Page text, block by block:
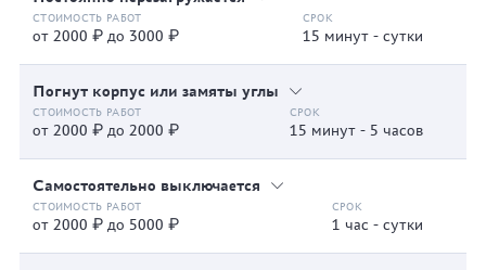
от 2000 ₽ до 3000 ₽ 15 минут - сутки
Погнут корпус или замяты углы
от 2000 ₽ до 2000 ₽ 15 минут - 5 часов
Самостоятельно выключается
от 2000 ₽ до 5000 ₽ 1 час - сутки